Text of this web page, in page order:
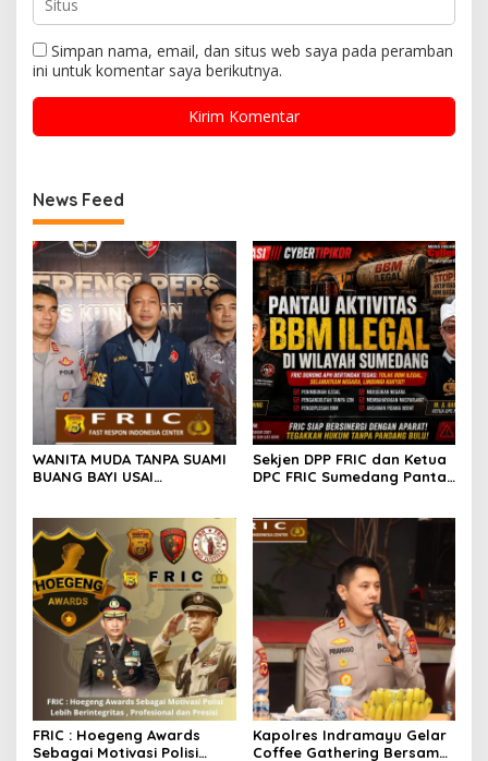
Simpan nama, email, dan situs web saya pada peramban
ini untuk komentar saya berikutnya.
News Feed
WANITA MUDA TANPA SUAMI
BUANG BAYI USAI
Sekjen DPP FRIC dan Ketua
DPC FRIC Sumedang Pantau
Sumedang, Minta APH
Bertindak Tegas
FRIC : Hoegeng Awards
Sebagai Motivasi Polisi
Kapolres Indramayu Gelar
Coffee Gathering Bersama